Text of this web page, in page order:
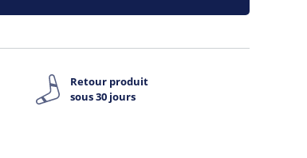
Retour produit
sous 30 jours